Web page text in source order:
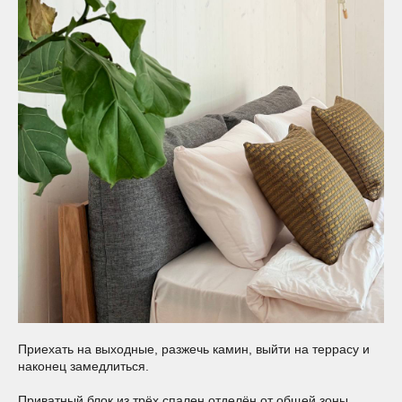
Приехать на выходные, разжечь камин, выйти на террасу и
наконец замедлиться.